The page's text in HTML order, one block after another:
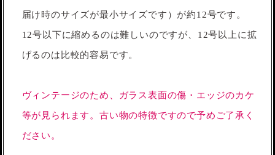
届け時のサイズが最小サイズです）が約12号です。
12号以下に縮めるのは難しいのですが、12号以上に拡
げるのは比較的容易です。
ヴィンテージのため、ガラス表面の傷・エッジのカケ
等が見られます。古い物の特徴ですので予めご了承く
ださい。